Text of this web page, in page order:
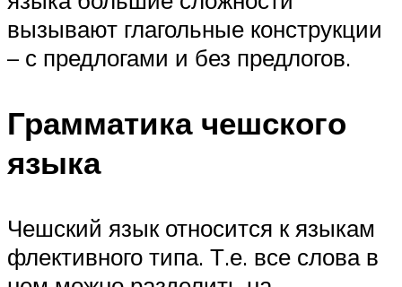
вызывают глагольные конструкции
– с предлогами и без предлогов.
Грамматика чешского
языка
Чешский язык относится к языкам
флективного типа. Т.е. все слова в